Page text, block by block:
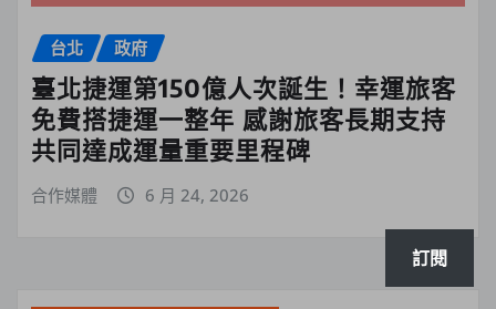
台北 政府
臺北捷運第150億人次誕生！幸運旅客
免費搭捷運一整年 感謝旅客長期支持
共同達成運量重要里程碑
合作媒體 6 月 24, 2026
訂閱